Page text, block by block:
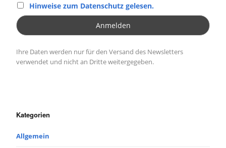
Hinweise zum Datenschutz gelesen.
Ihre Daten werden nur für den Versand des Newsletters
verwendet und nicht an Dritte weitergegeben.
Kategorien
Allgemein